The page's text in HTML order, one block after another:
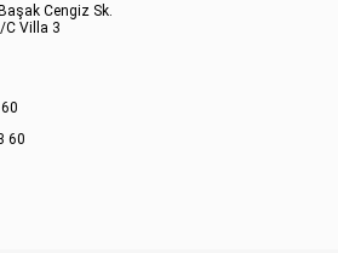
Cengiz Sk.
C Villa 3
60